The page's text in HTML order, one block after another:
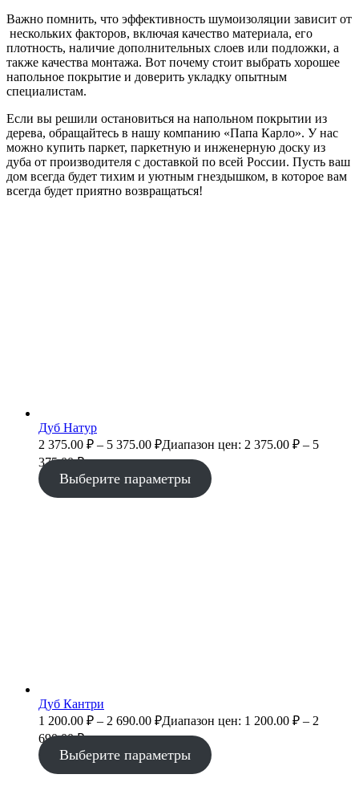
Важно помнить, что эффективность шумоизоляции зависит от
нескольких факторов, включая качество материала, его
плотность, наличие дополнительных слоев или подложки, а
также качества монтажа. Вот почему стоит выбрать хорошее
напольное покрытие и доверить укладку опытным
специалистам.
Если вы решили остановиться на напольном покрытии из
дерева, обращайтесь в нашу компанию «Папа Карло». У нас
можно купить паркет, паркетную и инженерную доску из
дуба от производителя с доставкой по всей России. Пусть ваш
дом всегда будет тихим и уютным гнездышком, в которое вам
всегда будет приятно возвращаться!
Дуб Натур
2 375.00 ₽ – 5 375.00 ₽Диапазон цен: 2 375.00 ₽ – 5
375.00 ₽
Выберите параметры
Дуб Кантри
1 200.00 ₽ – 2 690.00 ₽Диапазон цен: 1 200.00 ₽ – 2
690.00 ₽
Выберите параметры